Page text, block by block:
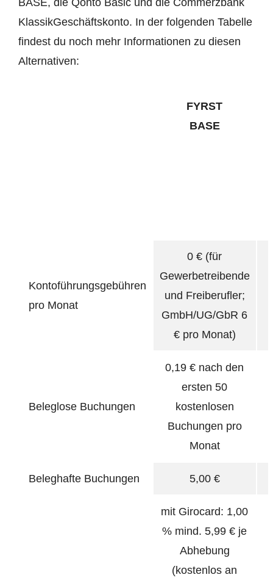
KlassikGeschäftskonto. In der folgenden Tabelle
findest du noch mehr Informationen zu diesen
Alternativen:
FYRST
BASE
Kontoführungsgebühren
pro Monat
0 € (für
Gewerbetreibende
und Freiberufler;
GmbH/UG/GbR 6
€ pro Monat)
Beleglose Buchungen
0,19 € nach den
ersten 50
kostenlosen
Buchungen pro
Monat
Beleghafte Buchungen 5,00 €
mit Girocard: 1,00
% mind. 5,99 € je
Abhebung
(kostenlos an